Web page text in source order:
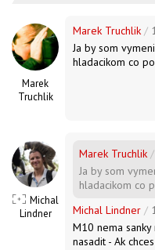
Marek
Truchlik
Marek Truchlik /
Ja by som
hladacikom co
Michal
Lindner
Marek Truchlik /
Ja by som
hladacikom co
Michal Lindner /
M10 nema
nasadit - Ak